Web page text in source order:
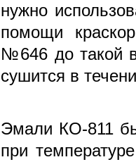
нужно
помощи
№646 до такой
сушится в
Эмали КО-811
при